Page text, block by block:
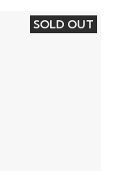
SOLD OUT